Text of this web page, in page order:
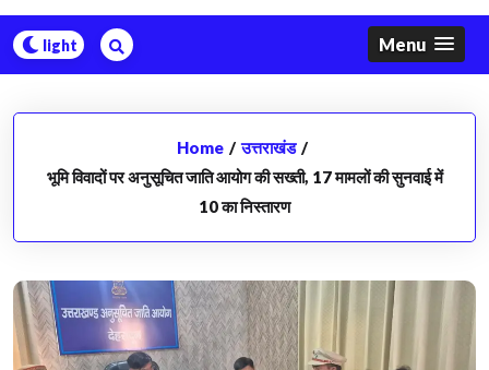
Menu
Home / उत्तराखंड /
भूमि विवादों पर अनुसूचित जाति आयोग की सख्ती, 17 मामलों की सुनवाई में
10 का निस्तारण